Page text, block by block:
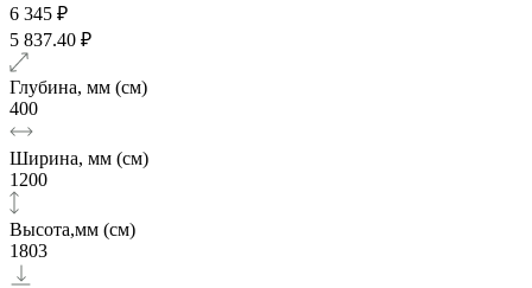
6 345 ₽
5 837.40 ₽
Глубина, мм (см)
400
Ширина, мм (см)
1200
Высота,мм (см)
1803